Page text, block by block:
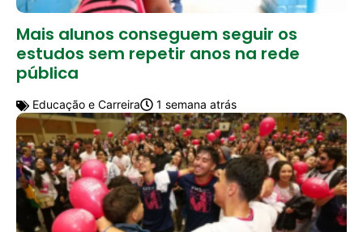
Mais alunos conseguem seguir os
estudos sem repetir anos na rede
pública
Educação e Carreira 1 semana atrás